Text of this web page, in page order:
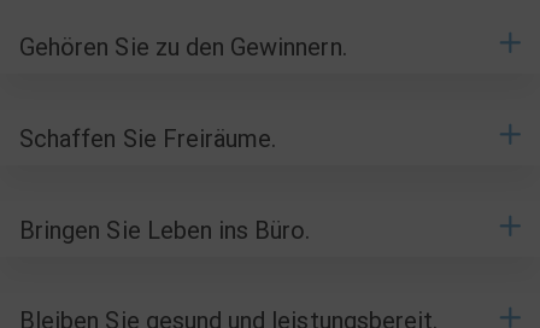
Gehören Sie zu den Gewinnern.
Schaffen Sie Freiräume.
Bringen Sie Leben ins Büro.
Bleiben Sie gesund und leistungsbereit.